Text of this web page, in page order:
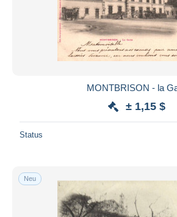
MONTBRISON - la
± 1,15 $
Status
Neu